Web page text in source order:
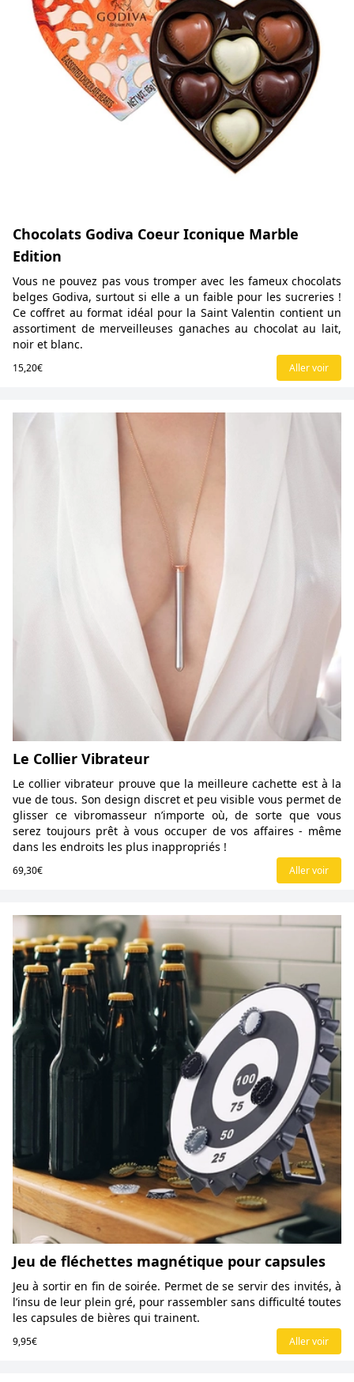
Chocolats Godiva Coeur Iconique Marble
Edition
Vous ne pouvez pas vous tromper avec les fameux chocolats
belges Godiva, surtout si elle a un faible pour les sucreries !
Ce coffret au format idéal pour la Saint Valentin contient un
assortiment de merveilleuses ganaches au chocolat au lait,
noir et blanc.
15,20€ Aller voir
Le Collier Vibrateur
Le collier vibrateur prouve que la meilleure cachette est à la
vue de tous. Son design discret et peu visible vous permet de
glisser ce vibromasseur n’importe où, de sorte que vous
serez toujours prêt à vous occuper de vos affaires - même
dans les endroits les plus inappropriés !
69,30€ Aller voir
Jeu de fléchettes magnétique pour capsules
Jeu à sortir en fin de soirée. Permet de se servir des invités, à
l’insu de leur plein gré, pour rassembler sans difficulté toutes
les capsules de bières qui trainent.
9,95€ Aller voir